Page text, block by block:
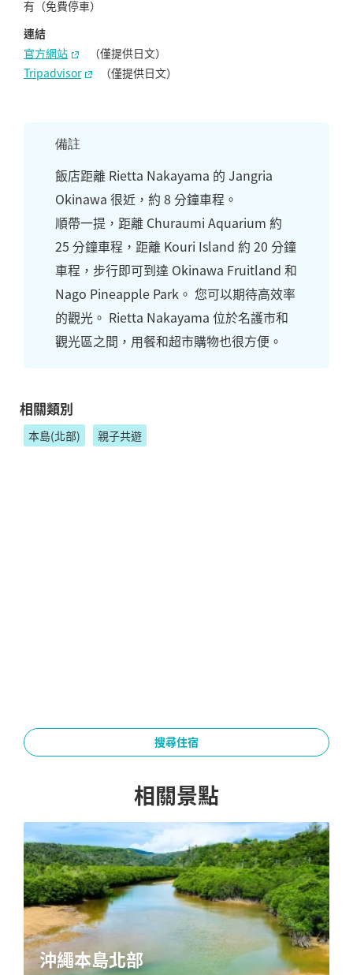
有（免費停車）
連結
官⽅網站
（僅提供日文）
Tripadvisor
（僅提供日文）
備註
飯店距離 Rietta Nakayama 的 Jangria
Okinawa 很近，約 8 分鐘車程。
順帶一提，距離 Churaumi Aquarium 約
25 分鐘車程，距離 Kouri Island 約 20 分鐘
車程，步行即可到達 Okinawa Fruitland 和
Nago Pineapple Park。 您可以期待高效率
的觀光。 Rietta Nakayama 位於名護市和
觀光區之間，用餐和超市購物也很方便。
相關類別
本島(北部) 親子共遊
搜尋住宿
相關景點
沖繩本島北部